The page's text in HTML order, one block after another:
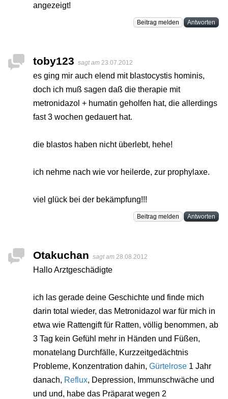
angezeigt!
Beitrag melden Antworten
toby123 sagt am 23.07.2012
es ging mir auch elend mit blastocystis hominis,
doch ich muß sagen daß die therapie mit
metronidazol + humatin geholfen hat, die allerdings
fast 3 wochen gedauert hat.
die blastos haben nicht überlebt, hehe!
ich nehme nach wie vor heilerde, zur prophylaxe.
viel glück bei der bekämpfung!!!
Beitrag melden Antworten
Otakuchan sagt am 28.08.2012
Hallo Arztgeschädigte
ich las gerade deine Geschichte und finde mich
darin total wieder, das Metronidazol war für mich in
etwa wie Rattengift für Ratten, völlig benommen, ab
3 Tag kein Gefühl mehr in Händen und Füßen,
monatelang Durchfälle, Kurzzeitgedächtnis
Probleme, Konzentration dahin, Gürtelrose 1 Jahr
danach, Reflux, Depression, Immunschwäche und
und und, habe das Präparat wegen 2